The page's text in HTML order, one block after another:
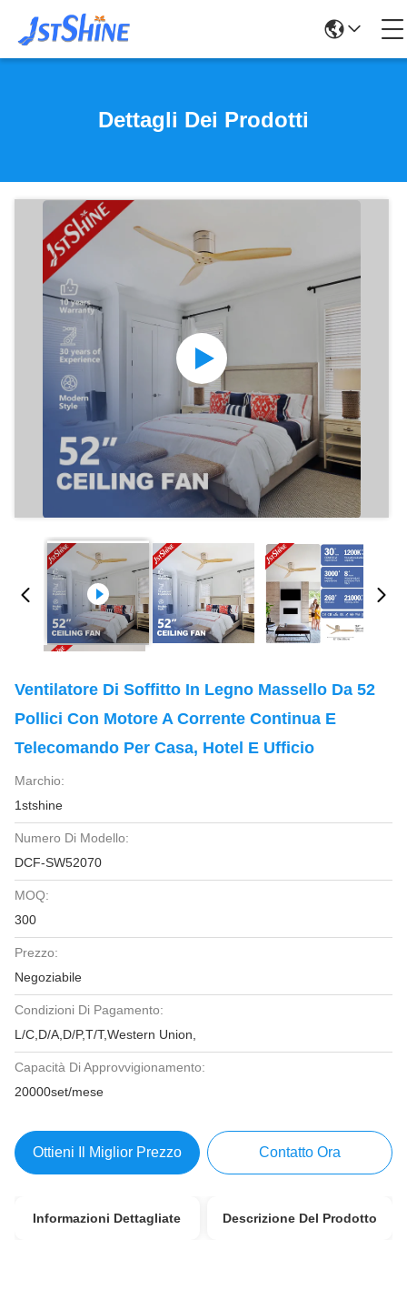
Dettagli Dei Prodotti
Ventilatore Di Soffitto In Legno Massello Da 52
Pollici Con Motore A Corrente Continua E
Telecomando Per Casa, Hotel E Ufficio
Marchio:
1stshine
Numero Di Modello:
DCF-SW52070
MOQ:
300
Prezzo:
Negoziabile
Condizioni Di Pagamento:
L/C,D/A,D/P,T/T,Western Union,
Capacità Di Approvvigionamento:
20000set/mese
Ottieni Il Miglior Prezzo Contatto Ora
Informazioni Dettagliate Descrizione Del Prodotto